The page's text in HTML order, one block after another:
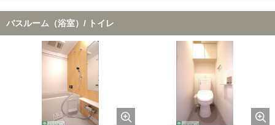
バスルーム（浴室）/ トイレ